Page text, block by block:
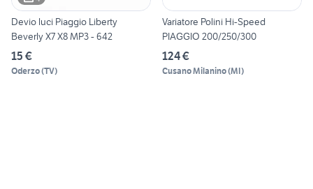
Devio luci Piaggio Liberty
Beverly X7 X8 MP3 - 642
15 €
Oderzo(TV)
Variatore Polini Hi-Speed
PIAGGIO 200/250/300
124 €
Cusano Milanino(MI)